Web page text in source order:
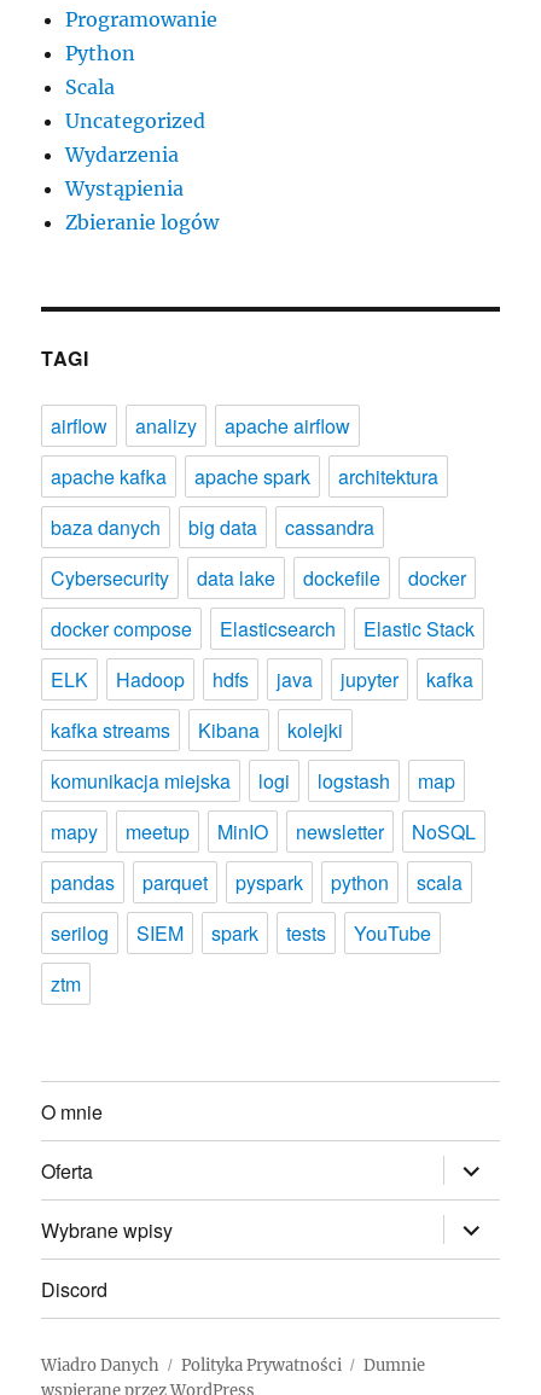
Programowanie
Python
Scala
Uncategorized
Wydarzenia
Wystąpienia
Zbieranie logów
TAGI
airflow analizy
apache airflow
apache kafka
apache spark
architektura
baza danych
big data
cassandra
Cybersecurity
data lake dockefile
docker
docker compose
Elasticsearch
Elastic Stack
ELK
Hadoop hdfs java jupyter
kafka
kafka streams
Kibana
kolejki
komunikacja miejska
logi logstash
map
mapy
meetup MinIO newsletter
NoSQL
pandas
parquet pyspark python
scala
serilog
SIEM spark tests
YouTube
ztm
O mnie
Oferta rozwiń
menu
potomne
Wybrane wpisy
rozwiń
menu
potomne
Discord
Wiadro Danych Polityka Prywatności
Dumnie